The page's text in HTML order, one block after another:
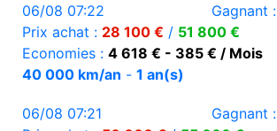
06/08 07:22 Gagnant :
Prix achat : 28 100 € / 51 800 €
Economies : 4 618 € - 385 € / Mois
40 000 km/an - 1 an(s)
06/08 07:21 Gagnant :